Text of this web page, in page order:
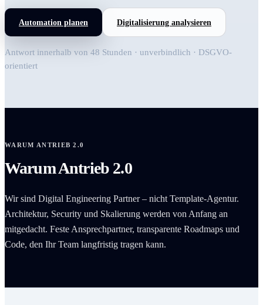
Automation planen Digitalisierung analysieren
Antwort innerhalb von 48 Stunden · unverbindlich · DSGVO-
orientiert
WARUM ANTRIEB 2.0
Warum Antrieb 2.0
Wir sind Digital Engineering Partner – nicht Template-Agentur.
Architektur, Security und Skalierung werden von Anfang an
mitgedacht. Feste Ansprechpartner, transparente Roadmaps und
Code, den Ihr Team langfristig tragen kann.